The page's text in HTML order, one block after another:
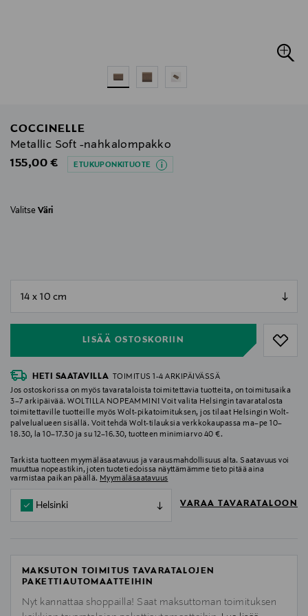
COCCINELLE
Metallic Soft -nahkalompakko
Original Price
155,00 € ETUKUPONKITUOTE
Valitse Väri
LISÄÄ OSTOSKORIIN
HETI SAATAVILLA
TOIMITUS 1-4 ARKIPÄIVÄSSÄ
Jos ostoskorissa on myös tavarataloista toimitettavia tuotteita, on toimitusaika
3–7 arkipäivää. WOLTILLA NOPEAMMIN! Voit valita Helsingin tavaratalosta
toimitettaville tuotteille myös Wolt-pikatoimituksen, jos tilaat Helsingin Wolt-
palvelualueen sisällä. Voit tehdä Wolt-tilauksia verkkokaupassa ma–pe 10–
18.30, la 10–17.30 ja su 12–16.30, tuotteen minimiarvo 40 €.
Tarkista tuotteen myymäläsaatavuus ja varausmahdollisuus alta. Saatavuus voi
muuttua nopeastikin, joten tuotetiedoissa näyttämämme tieto pitää aina
varmistaa paikan päällä. Myymäläsaatavuus
Helsinki VARAA TAVARATALOON
MAKSUTON TOIMITUS TAVARATALOJEN
PAKETTIAUTOMAATTEIHIN
Nyt kannattaa shoppailla! Saat maksuttoman toimituksen